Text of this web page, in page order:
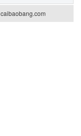
caibaobang.com